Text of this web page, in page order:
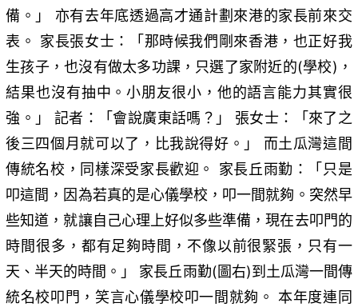
備。」 亦有去年底透過高才通計劃來港的家長前來交
表。 家長張女士：「那時候我們剛來香港，也正好我
生孩子，也沒有做太多功課，只選了家附近的(學校)，
結果也沒有抽中。小朋友很小，他的語言能力其實很
強。」 記者：「會說廣東話嗎？」 張女士：「來了之
後三四個月就可以了，比我說得好。」 而土瓜灣這間
傳統名校，同樣深受家長歡迎。 家長丘雨勤：「只是
叩這間，因為若真的是心儀學校，叩一間就夠。突然早
些知道，就讓自己心理上好似多些準備，現在去叩門的
時間很多，都有足夠時間，不像以前很緊張，只有一
天、半天的時間。」 家長丘雨勤(圖右)到土瓜灣一間傳
統名校叩門，笑言心儀學校叩一間就夠。 本年度連同